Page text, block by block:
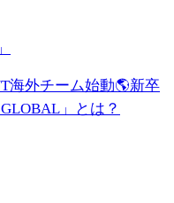
海外チーム始動🌎新卒
」とは？